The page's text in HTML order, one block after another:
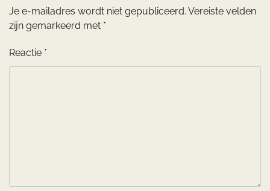
Je e-mailadres wordt niet gepubliceerd. Vereiste velden
zijn gemarkeerd met *
Reactie *